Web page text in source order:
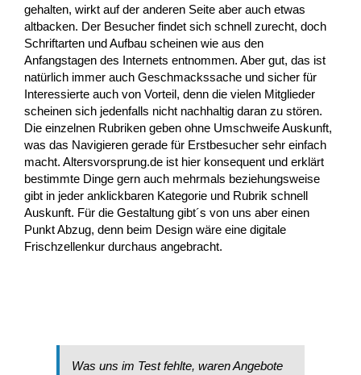
gehalten, wirkt auf der anderen Seite aber auch etwas
altbacken. Der Besucher findet sich schnell zurecht, doch
Schriftarten und Aufbau scheinen wie aus den
Anfangstagen des Internets entnommen. Aber gut, das ist
natürlich immer auch Geschmackssache und sicher für
Interessierte auch von Vorteil, denn die vielen Mitglieder
scheinen sich jedenfalls nicht nachhaltig daran zu stören.
Die einzelnen Rubriken geben ohne Umschweife Auskunft,
was das Navigieren gerade für Erstbesucher sehr einfach
macht. Altersvorsprung.de ist hier konsequent und erklärt
bestimmte Dinge gern auch mehrmals beziehungsweise
gibt in jeder anklickbaren Kategorie und Rubrik schnell
Auskunft. Für die Gestaltung gibt´s von uns aber einen
Punkt Abzug, denn beim Design wäre eine digitale
Frischzellenkur durchaus angebracht.
Was uns im Test fehlte, waren Angebote